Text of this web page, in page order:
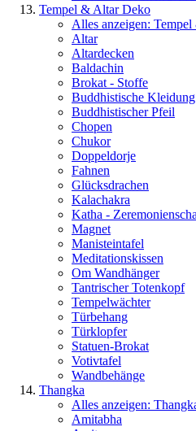
Tempel & Altar Deko
Alles anzeigen:
Altar
Altardecken
Baldachin
Brokat - Stoffe
Buddhistische Kleidung
Buddhistischer Pfeil
Chopen
Chukor
Doppeldorje
Fahnen
Glücksdrachen
Kalachakra
Katha -
Magnet
Manisteintafel
Meditationskissen
Om Wandhänger
Tantrischer Totenkopf
Tempelwächter
Türbehang
Türklopfer
Statuen-Brokat
Votivtafel
Wandbehänge
Thangka
Alles anzeigen:
Amitabha